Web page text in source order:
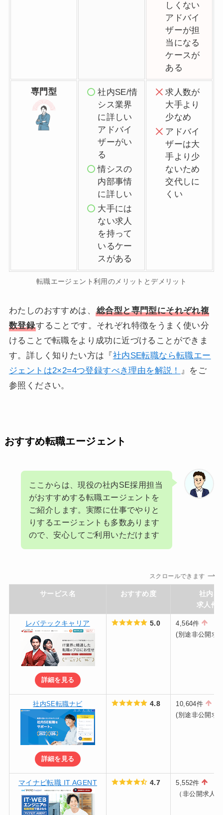
しくない
アドバイ
ザーが担
当になる
ケースが
ある
専門型
社内SE/情
シス業界
に詳しい
アドバイ
ザーがい
る
情シスの
内部事情
に詳しい
大手には
ない求人
を持って
いるケー
スがある
求人数が
大手より
少なめ
アドバイ
ザーは大
手より少
ないため
交代しに
くい
転職エージェント利用のメリットとデメリット
わたしのおすすめは、
総合型と専門型にそれぞれ複
数登録することです。それぞれ特徴をうまく使い分
けることで転職をより成功に近づけることができま
す。詳しく知りたい方は『 社内SE転職なら転職エー
ジェントは2×2=4つ登録すべき理由を解説！ 』をご
参照ください。
おすすめ転職エージェント
ここからは、現役の社内SE採用担当
がおすすめする転職エージェントを
ご紹介します。実際に仕事でやりと
りするエージェントも多数あります
ので、安心してご利用いただけます
スクロールできます
サービス名 おすすめ度
社内SE
求人件
レバテックキャリア
詳細を見る
5.0
4,564件
(別途非公開求
社内SE転職ナビ
詳細を見る
4.8
10,604件
(別途非公開求
マイナビ転職 IT AGENT 4.7
5,552件
（非公開求人